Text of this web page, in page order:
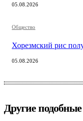
05.08.2026
Общество
Хорезмский рис
05.08.2026
Другие подобные